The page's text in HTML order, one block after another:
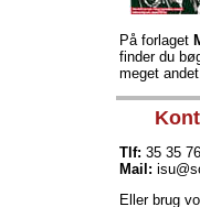
På forlaget
finder du
meget
Tlf: 35 35
Mail:
Eller brug